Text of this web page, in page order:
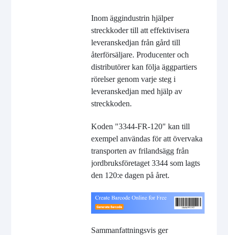
Inom äggindustrin hjälper
streckkoder till att effektivisera
leveranskedjan från gård till
återförsäljare. Producenter och
distributörer kan följa äggpartiers
rörelser genom varje steg i
leveranskedjan med hjälp av
streckkoden.
Koden "3344-FR-120" kan till
exempel användas för att övervaka
transporten av frilandsägg från
jordbruksföretaget 3344 som lagts
den 120:e dagen på året.
Sammanfattningsvis ger